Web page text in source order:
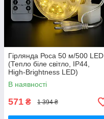
Гірлянда Роса 50 м/500 LED
(Тепло біле світло, IP44,
High-Brightness LED)
В наявності
571 ₴ 1 394 ₴